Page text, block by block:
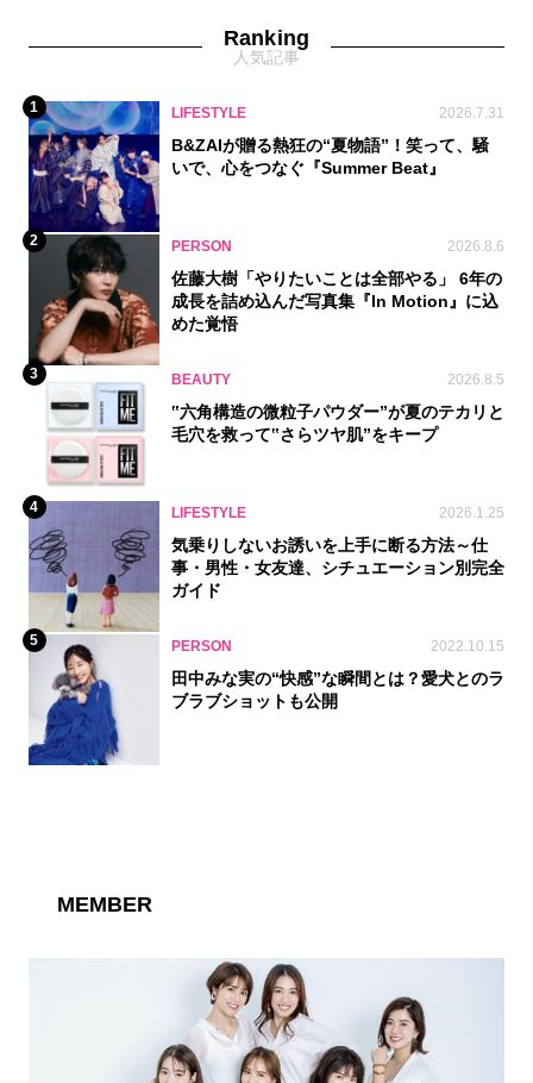
Ranking
人気記事
1 LIFESTYLE 2026.7.31
B&ZAIが贈る熱狂の“夏物語”！笑って、騒
いで、心をつなぐ『Summer Beat』
2 PERSON 2026.8.6
佐藤大樹「やりたいことは全部やる」 6年の
成長を詰め込んだ写真集『In Motion』に込
めた覚悟
3 BEAUTY 2026.8.5
‟六角構造の微粒子パウダー”が夏のテカリと
毛穴を救って‟さらツヤ肌”をキープ
4 LIFESTYLE 2026.1.25
気乗りしないお誘いを上手に断る方法～仕
事・男性・女友達、シチュエーション別完全
ガイド
5 PERSON 2022.10.15
田中みな実の“快感”な瞬間とは？愛犬とのラ
ブラブショットも公開
MEMBER